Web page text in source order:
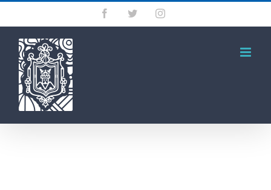
Saltar
contenido
FacebookTwitterInstagram